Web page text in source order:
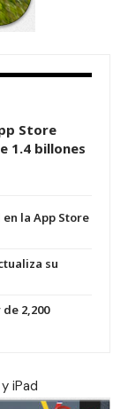
Store
1.4 billones
la App Store
su
2,200
y iPad